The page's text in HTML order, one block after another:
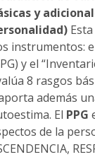
y
Esta
instrumentos:
y el
8 rasgos
además
El PPG
de la